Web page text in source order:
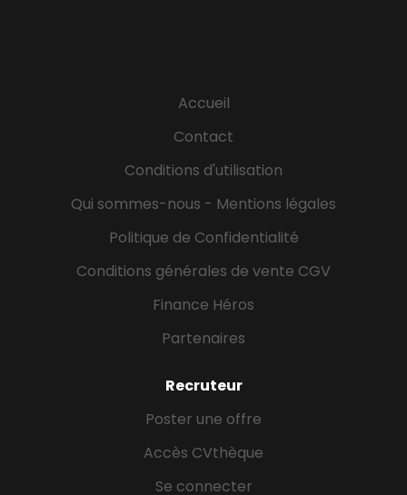
d'hygiène, qualité et de sécurité conformément
administrative...
Accueil
Contact
Conditions d'utilisation
Qui sommes-nous - Mentions légales
Politique de Confidentialité
Conditions générales de vente CGV
Finance Héros
Partenaires
Recruteur
Poster une offre
Accès CVthèque
Se connecter